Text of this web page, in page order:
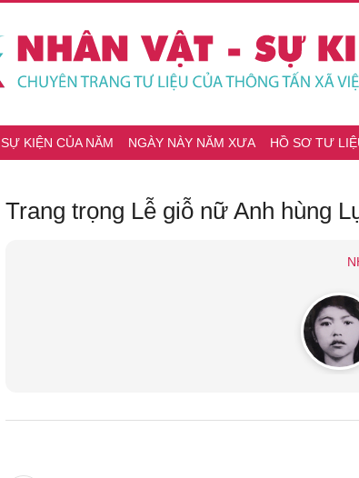
SỰ KIỆN CỦA NĂM NGÀY NÀY NĂM XƯA HỒ SƠ TƯ
Trang trọng Lễ giỗ nữ Anh hùng